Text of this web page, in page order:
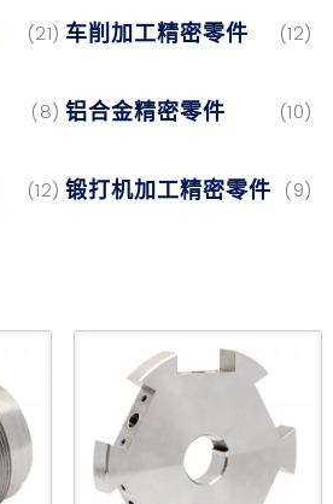
(21) 车削加工精密零件 (12)
(8) 铝合金精密零件 (10)
(12) 锻打机加工精密零件 (9)